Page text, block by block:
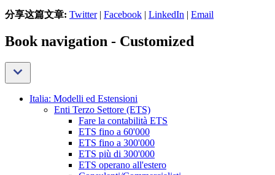
分享这篇文章: Twitter| Facebook | LinkedIn | Email
Book navigation - Customized
Italia: Modelli ed Estensioni
Enti Terzo Settore (ETS)
Fare la contabilità ETS
ETS fino a 60'000
ETS fino a 300'000
ETS più di 300'000
ETS operano all'estero